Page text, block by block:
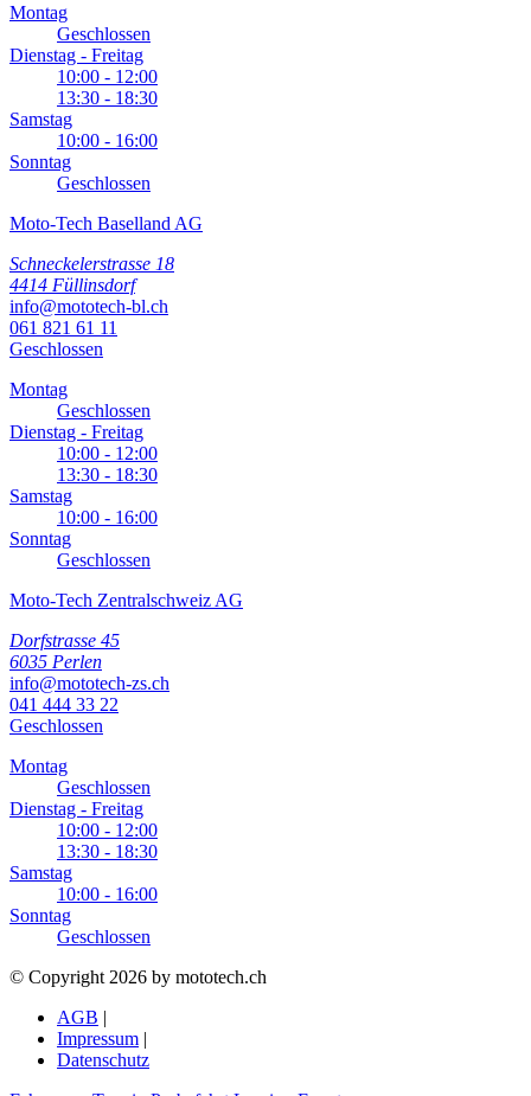
Montag
Geschlossen
Dienstag - Freitag
10:00 - 12:00
13:30 - 18:30
Samstag
10:00 - 16:00
Sonntag
Geschlossen
Moto-Tech Baselland AG
Schneckelerstrasse 18
4414 Füllinsdorf
info@mototech-bl.ch
061 821 61 11
Geschlossen
Montag
Geschlossen
Dienstag - Freitag
10:00 - 12:00
13:30 - 18:30
Samstag
10:00 - 16:00
Sonntag
Geschlossen
Moto-Tech Zentralschweiz AG
Dorfstrasse 45
6035 Perlen
info@mototech-zs.ch
041 444 33 22
Geschlossen
Montag
Geschlossen
Dienstag - Freitag
10:00 - 12:00
13:30 - 18:30
Samstag
10:00 - 16:00
Sonntag
Geschlossen
© Copyright 2026 by mototech.ch
AGB |
Impressum |
Datenschutz